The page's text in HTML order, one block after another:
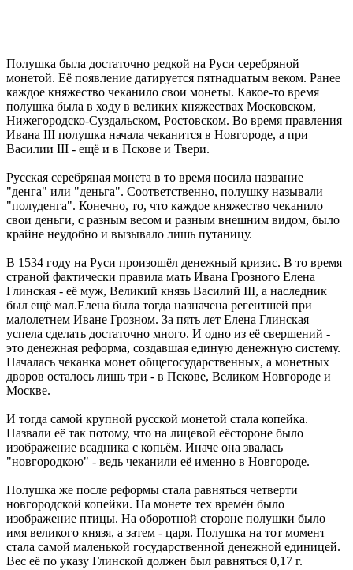
Полушка была достаточно редкой на Руси серебряной
монетой. Её появление датируется пятнадцатым веком. Ранее
каждое княжество чеканило свои монеты. Какое-то время
полушка была в ходу в великих княжествах Московском,
Нижегородско-Суздальском, Ростовском. Во время правления
Ивана III полушка начала чеканится в Новгороде, а при
Василии III - ещё и в Пскове и Твери.
Русская серебряная монета в то время носила название
"денга" или "деньга". Соответственно, полушку называли
"полуденга". Конечно, то, что каждое княжество чеканило
свои деньги, с разным весом и разным внешним видом, было
крайне неудобно и вызывало лишь путаницу.
В 1534 году на Руси произошёл денежный кризис. В то время
страной фактически правила мать Ивана Грозного Елена
Глинская - её муж, Великий князь Василий III, а наследник
был ещё мал.Елена была тогда назначена регентшей при
малолетнем Иване Грозном. За пять лет Елена Глинская
успела сделать достаточно много. И одно из её свершений -
это денежная реформа, создавшая единую денежную систему.
Началась чеканка монет общегосударственных, а монетных
дворов осталось лишь три - в Пскове, Великом Новгороде и
Москве.
И тогда самой крупной русской монетой стала копейка.
Назвали её так потому, что на лицевой еёстороне было
изображение всадника с копьём. Иначе она звалась
"новгородкою" - ведь чеканили её именно в Новгороде.
Полушка же после реформы стала равняться четверти
новгородской копейки. На монете тех времён было
изображение птицы. На оборотной стороне полушки было
имя великого князя, а затем - царя. Полушка на тот момент
стала самой маленькой государственной денежной единицей.
Вес её по указу Глинской должен был равняться 0,17 г.